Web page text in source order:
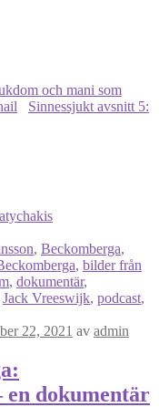
och mani som
Sinnessjukt avsnitt 5:
, Beckomberga,
, bilder från
, dokumentär,
Jack Vreeswijk, podcast,
22, 2021 av admin
en dokumentär